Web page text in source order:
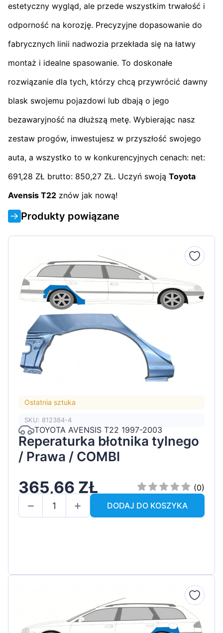
estetyczny wygląd, ale przede wszystkim trwałość i
odporność na korozję. Precyzyjne dopasowanie do
fabrycznych linii nadwozia przekłada się na łatwy
montaż i idealne spasowanie. To doskonałe
rozwiązanie dla tych, którzy chcą przywrócić dawny
blask swojemu pojazdowi lub dbają o jego
bezawaryjność na dłuższą metę. Wybierając nasz
zestaw progów, inwestujesz w przyszłość swojego
auta, a wszystko to w konkurencyjnych cenach: net:
691,28 ZŁ brutto: 850,27 ZŁ. Uczyń swoją Toyota
Avensis T22 znów jak nową!
Produkty powiązane
Ostatnia sztuka
SKU: 812384-4
TOYOTA AVENSIS T22 1997-2003
Reperaturka błotnika tylnego
/ Prawa / COMBI
365,66 ZŁ
(0)
DODAJ DO KOSZYKA